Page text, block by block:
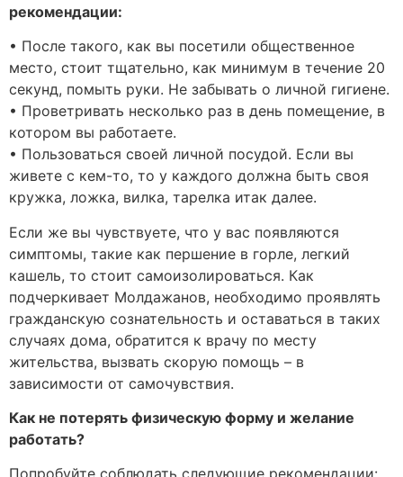
рекомендации:
• После такого, как вы посетили общественное
место, стоит тщательно, как минимум в течение 20
секунд, помыть руки. Не забывать о личной гигиене.
• Проветривать несколько раз в день помещение, в
котором вы работаете.
• Пользоваться своей личной посудой. Если вы
живете с кем-то, то у каждого должна быть своя
кружка, ложка, вилка, тарелка итак далее.
Если же вы чувствуете, что у вас появляются
симптомы, такие как першение в горле, легкий
кашель, то стоит самоизолироваться. Как
подчеркивает Молдажанов, необходимо проявлять
гражданскую сознательность и оставаться в таких
случаях дома, обратится к врачу по месту
жительства, вызвать скорую помощь – в
зависимости от самочувствия.
Как не потерять физическую форму и желание
работать?